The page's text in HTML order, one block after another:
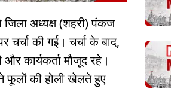
जिला अध्यक्ष (शहरी) पंकज
की गई। चर्चा के बाद,
कार्यकर्ता मौजूद रहे।
फूलों की होली खेलते हुए